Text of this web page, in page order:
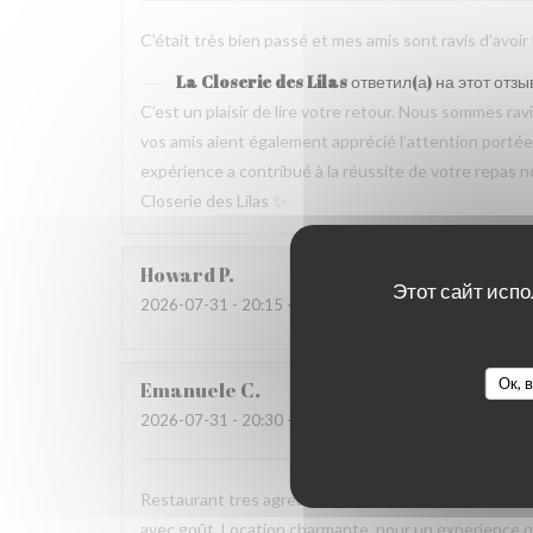
Этот сайт
Ок,
C'était très bien passé et mes amis sont ravis
La Closerie des Lilasответил(а) на этот
C’est un plaisir de lire votre retour. Nous sommes
vos amis aient également apprécié l’attention
expérience a contribué à la réussite de votre repas
Closerie des Lilas ✨
HowardP
2026-07-31 - 20:15 - гости 4
Emanuele C
2026-07-31 - 20:30 - гости 2
Restaurant tres agreable, personnel avec
avec goût. Location charmante, pour un